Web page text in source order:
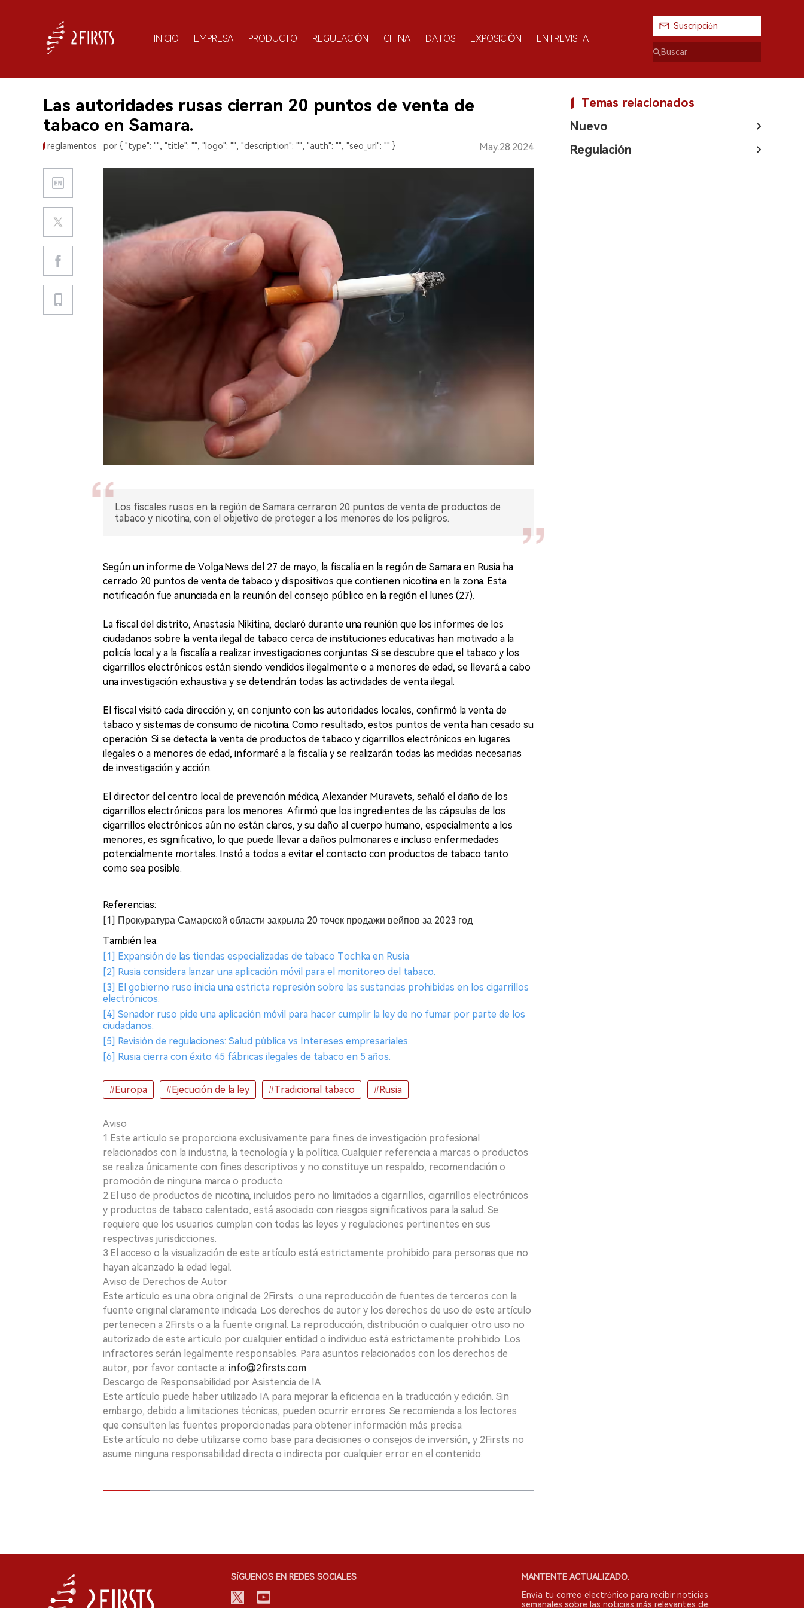
INICIO EMPRESA PRODUCTO REGULACIÓN CHINA DATOS EXPOSICIÓN ENTREVISTA
Suscripción
Las autoridades rusas cierran 20 puntos de venta de
tabaco en Samara.
reglamentos por { "type": "", "title": "", "logo": "", "description": "", "auth": "", "seo_url": "" } May.28.2024
Los fiscales rusos en la región de Samara cerraron 20 puntos de venta de productos de
tabaco y nicotina, con el objetivo de proteger a los menores de los peligros.
Según un informe de Volga.News del 27 de mayo, la fiscalía en la región de Samara en Rusia ha
cerrado 20 puntos de venta de tabaco y dispositivos que contienen nicotina en la zona. Esta
notificación fue anunciada en la reunión del consejo público en la región el lunes (27).
La fiscal del distrito, Anastasia Nikitina, declaró durante una reunión que los informes de los
ciudadanos sobre la venta ilegal de tabaco cerca de instituciones educativas han motivado a la
policía local y a la fiscalía a realizar investigaciones conjuntas. Si se descubre que el tabaco y los
cigarrillos electrónicos están siendo vendidos ilegalmente o a menores de edad, se llevará a cabo
una investigación exhaustiva y se detendrán todas las actividades de venta ilegal.
El fiscal visitó cada dirección y, en conjunto con las autoridades locales, confirmó la venta de
tabaco y sistemas de consumo de nicotina. Como resultado, estos puntos de venta han cesado su
operación. Si se detecta la venta de productos de tabaco y cigarrillos electrónicos en lugares
ilegales o a menores de edad, informaré a la fiscalía y se realizarán todas las medidas necesarias
de investigación y acción.
El director del centro local de prevención médica, Alexander Muravets, señaló el daño de los
cigarrillos electrónicos para los menores. Afirmó que los ingredientes de las cápsulas de los
cigarrillos electrónicos aún no están claros, y su daño al cuerpo humano, especialmente a los
menores, es significativo, lo que puede llevar a daños pulmonares e incluso enfermedades
potencialmente mortales. Instó a todos a evitar el contacto con productos de tabaco tanto
como sea posible.
Referencias:
[1] Прокуратура Самарской области закрыла 20 точек продажи вейпов за 2023 год
También lea:
[1] Expansión de las tiendas especializadas de tabaco Tochka en Rusia
[2] Rusia considera lanzar una aplicación móvil para el monitoreo del tabaco.
[3] El gobierno ruso inicia una estricta represión sobre las sustancias prohibidas en los cigarrillos
electrónicos.
[4] Senador ruso pide una aplicación móvil para hacer cumplir la ley de no fumar por parte de los
ciudadanos.
[5] Revisión de regulaciones: Salud pública vs Intereses empresariales.
[6] Rusia cierra con éxito 45 fábricas ilegales de tabaco en 5 años.
#Europa #Ejecución de la ley #Tradicional tabaco #Rusia
Aviso
1.Este artículo se proporciona exclusivamente para fines de investigación profesional
relacionados con la industria, la tecnología y la política. Cualquier referencia a marcas o productos
se realiza únicamente con fines descriptivos y no constituye un respaldo, recomendación o
promoción de ninguna marca o producto.
2.El uso de productos de nicotina, incluidos pero no limitados a cigarrillos, cigarrillos electrónicos
y productos de tabaco calentado, está asociado con riesgos significativos para la salud. Se
requiere que los usuarios cumplan con todas las leyes y regulaciones pertinentes en sus
respectivas jurisdicciones.
3.El acceso o la visualización de este artículo está estrictamente prohibido para personas que no
hayan alcanzado la edad legal.
Aviso de Derechos de Autor
Este artículo es una obra original de 2Firsts o una reproducción de fuentes de terceros con la
fuente original claramente indicada. Los derechos de autor y los derechos de uso de este artículo
pertenecen a 2Firsts o a la fuente original. La reproducción, distribución o cualquier otro uso no
autorizado de este artículo por cualquier entidad o individuo está estrictamente prohibido. Los
infractores serán legalmente responsables. Para asuntos relacionados con los derechos de
autor, por favor contacte a: info@2firsts.com
Descargo de Responsabilidad por Asistencia de IA
Este artículo puede haber utilizado IA para mejorar la eficiencia en la traducción y edición. Sin
embargo, debido a limitaciones técnicas, pueden ocurrir errores. Se recomienda a los lectores
que consulten las fuentes proporcionadas para obtener información más precisa.
Este artículo no debe utilizarse como base para decisiones o consejos de inversión, y 2Firsts no
asume ninguna responsabilidad directa o indirecta por cualquier error en el contenido.
Temas relacionados
Nuevo
Regulación
SÍGUENOS EN REDES SOCIALES
MANTENTE ACTUALIZADO.
Envía tu correo electrónico para recibir noticias
semanales sobre las noticias más relevantes de